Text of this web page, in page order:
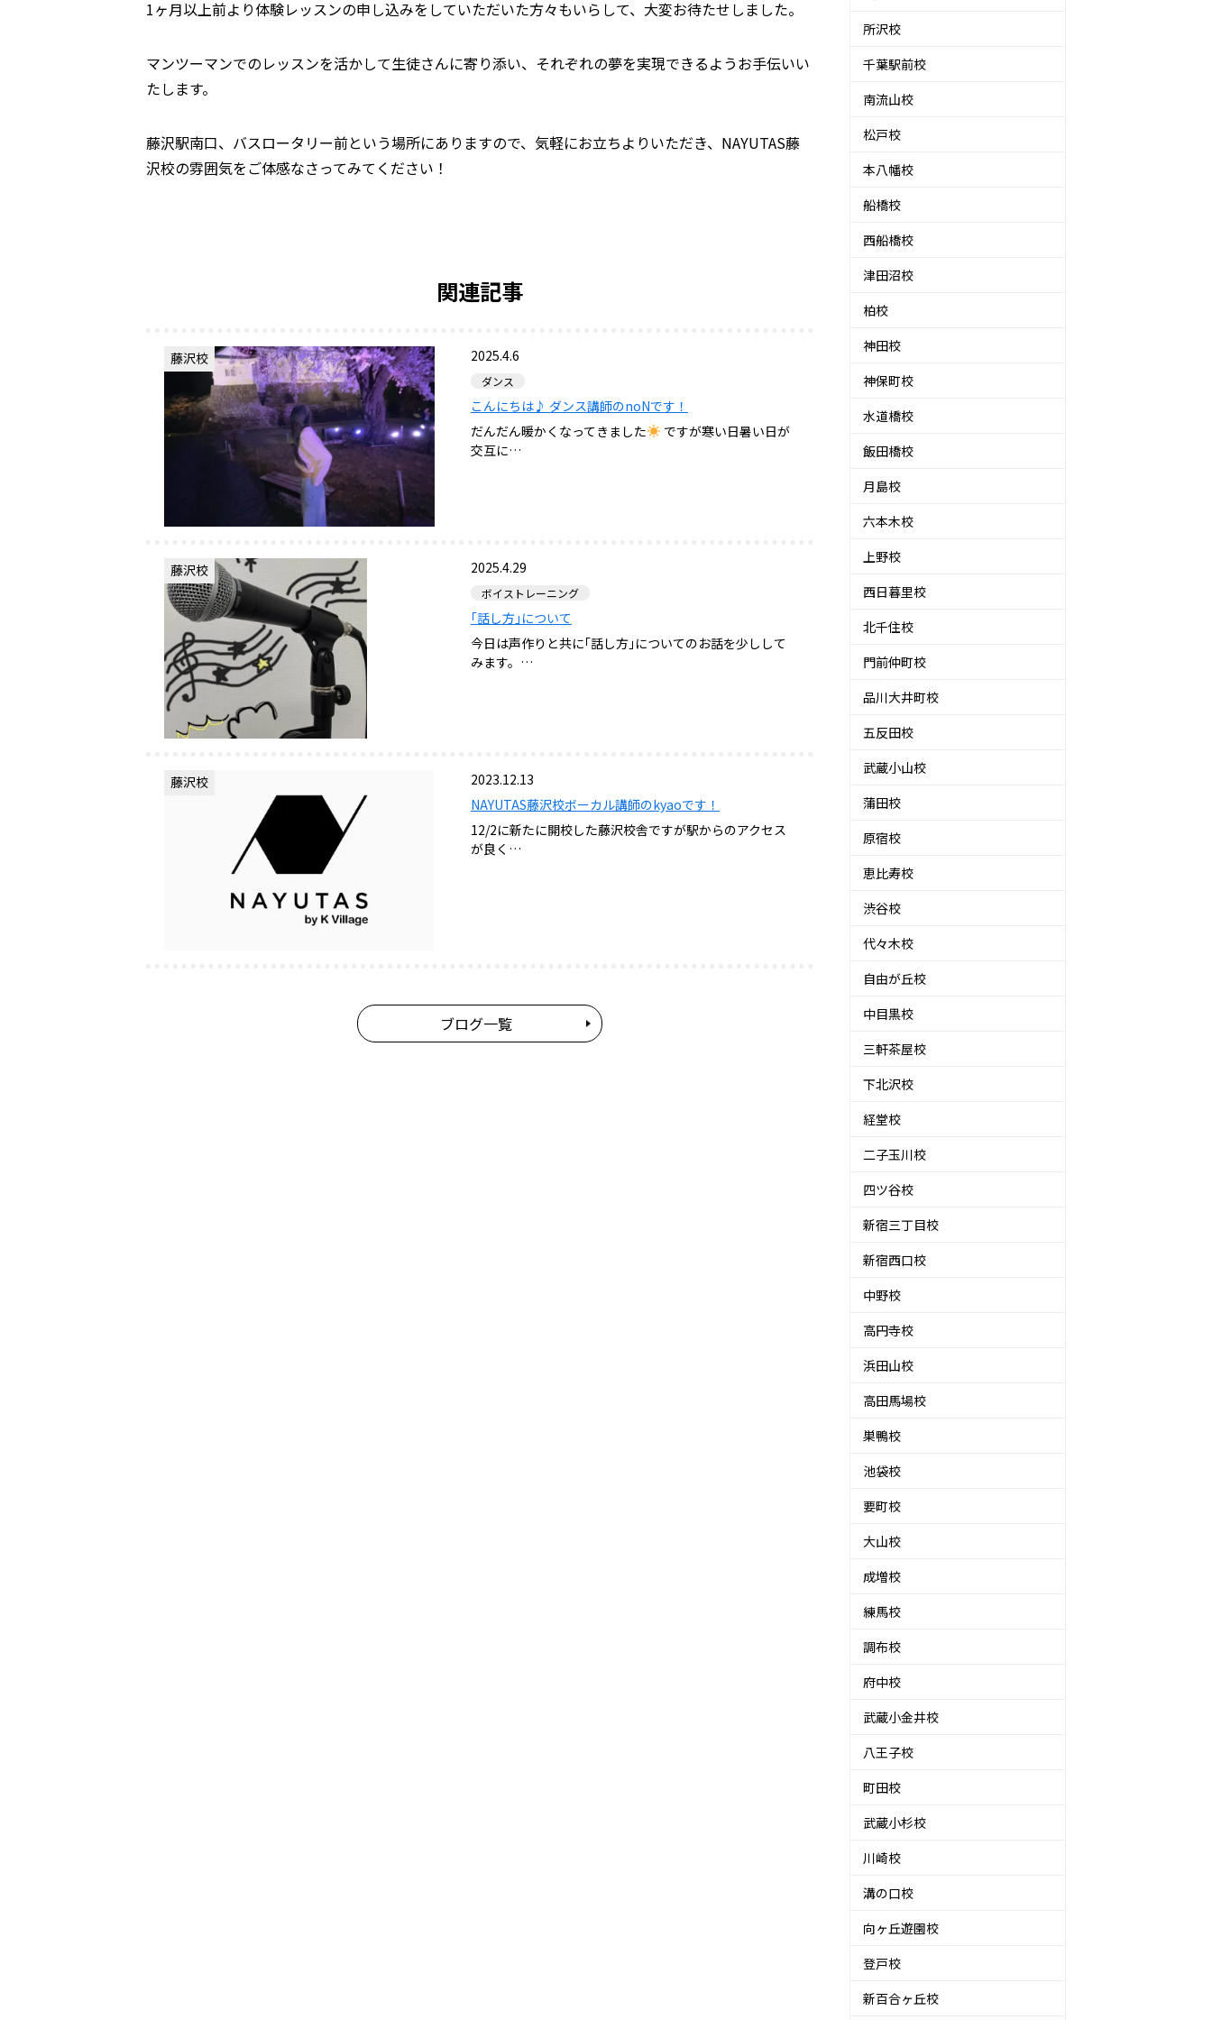
1ヶ月以上前より体験レッスンの申し込みをしていただいた方々もいらして、大変お待たせしました。
マンツーマンでのレッスンを活かして生徒さんに寄り添い、それぞれの夢を実現できるようお手伝いい
たします。
藤沢駅南口、バスロータリー前という場所にありますので、気軽にお立ちよりいただき、 NAYUTAS藤
沢校の雰囲気をご体感なさってみてください！
関連記事
藤沢校 2025.4.6
ダンス
こんにちは♪ ダンス講師のnoNです！
だんだん暖かくなってきました
ですが寒い日暑い日が
交互に…
藤沢校 2025.4.29
ボイストレーニング
｢話し方｣について
今日は声作りと共に｢話し方｣についてのお話を少しして
みます。…
藤沢校
2023.12.13
NAYUTAS藤沢校ボーカル講師のkyaoです！
12/2に新たに開校した藤沢校舎ですが駅からのアクセス
が良く…
ブログ一覧
所沢校
千葉駅前校
南流山校
松戸校
本八幡校
船橋校
西船橋校
津田沼校
柏校
神田校
神保町校
水道橋校
飯田橋校
月島校
六本木校
上野校
西日暮里校
北千住校
門前仲町校
品川大井町校
五反田校
武蔵小山校
蒲田校
原宿校
恵比寿校
渋谷校
代々木校
自由が丘校
中目黒校
三軒茶屋校
下北沢校
経堂校
二子玉川校
四ツ谷校
新宿三丁目校
新宿西口校
中野校
高円寺校
浜田山校
高田馬場校
巣鴨校
池袋校
要町校
大山校
成増校
練馬校
調布校
府中校
武蔵小金井校
八王子校
町田校
武蔵小杉校
川崎校
溝の口校
向ヶ丘遊園校
登戸校
新百合ヶ丘校